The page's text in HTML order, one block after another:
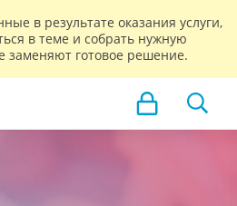
в результате оказания услуги,
в теме и собрать нужную
готовое решение.